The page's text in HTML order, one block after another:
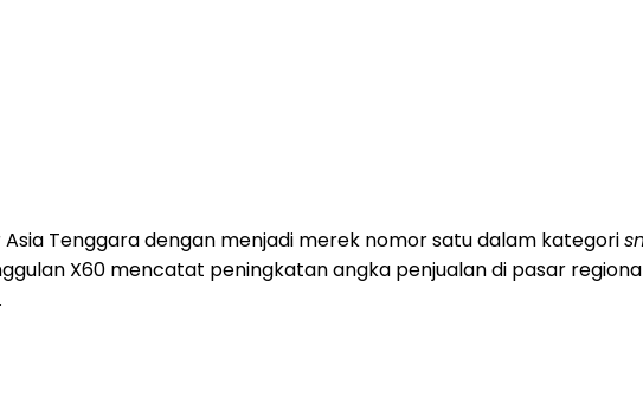
Tenggara dengan menjadi merek nomor satu dalam kategori
X60 mencatat peningkatan angka penjualan di pasar